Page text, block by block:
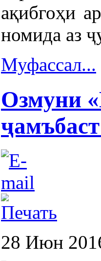
ақибгоҳи
номида аз
Муфассал...
Озмуни
28 Июн